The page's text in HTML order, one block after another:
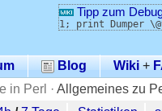
Tipp zum
1; print Dumper
Blog Wiki+
in Perl · Allgemeines zu